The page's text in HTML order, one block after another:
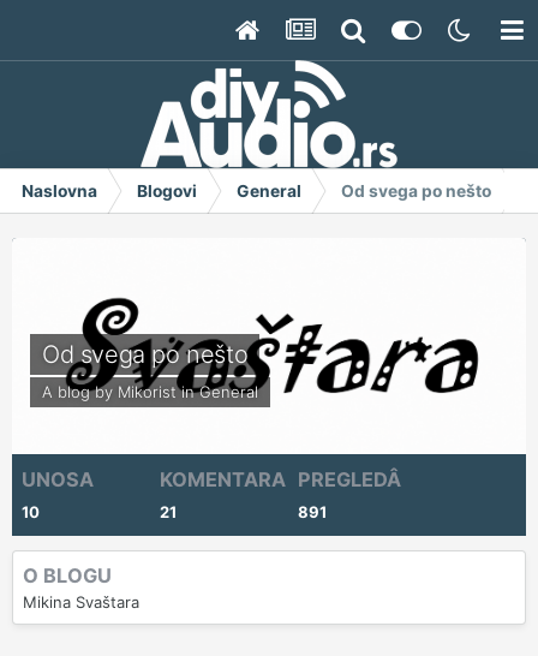
Naslovna Blogovi General Od svega po nešto
Od svega po nešto
A blog by MikoristinGeneral
UNOSA
10
KOMENTARA
21
PREGLEDÂ
891
O BLOGU
Mikina Svaštara